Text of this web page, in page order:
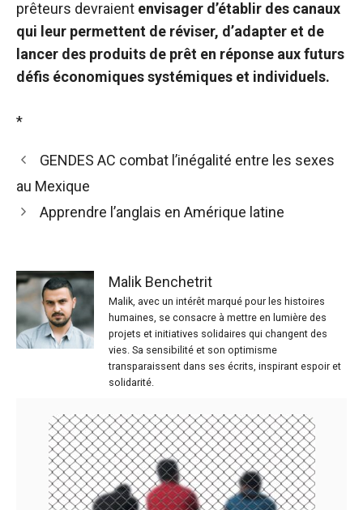
prêteurs devraient envisager d’établir des canaux
qui leur permettent de réviser, d’adapter et de
lancer des produits de prêt en réponse aux futurs
défis économiques systémiques et individuels.
*
GENDES AC combat l’inégalité entre les sexes
au Mexique
Apprendre l’anglais en Amérique latine
Malik Benchetrit
Malik, avec un intérêt marqué pour les histoires
humaines, se consacre à mettre en lumière des
projets et initiatives solidaires qui changent des
vies. Sa sensibilité et son optimisme
transparaissent dans ses écrits, inspirant espoir et
solidarité.